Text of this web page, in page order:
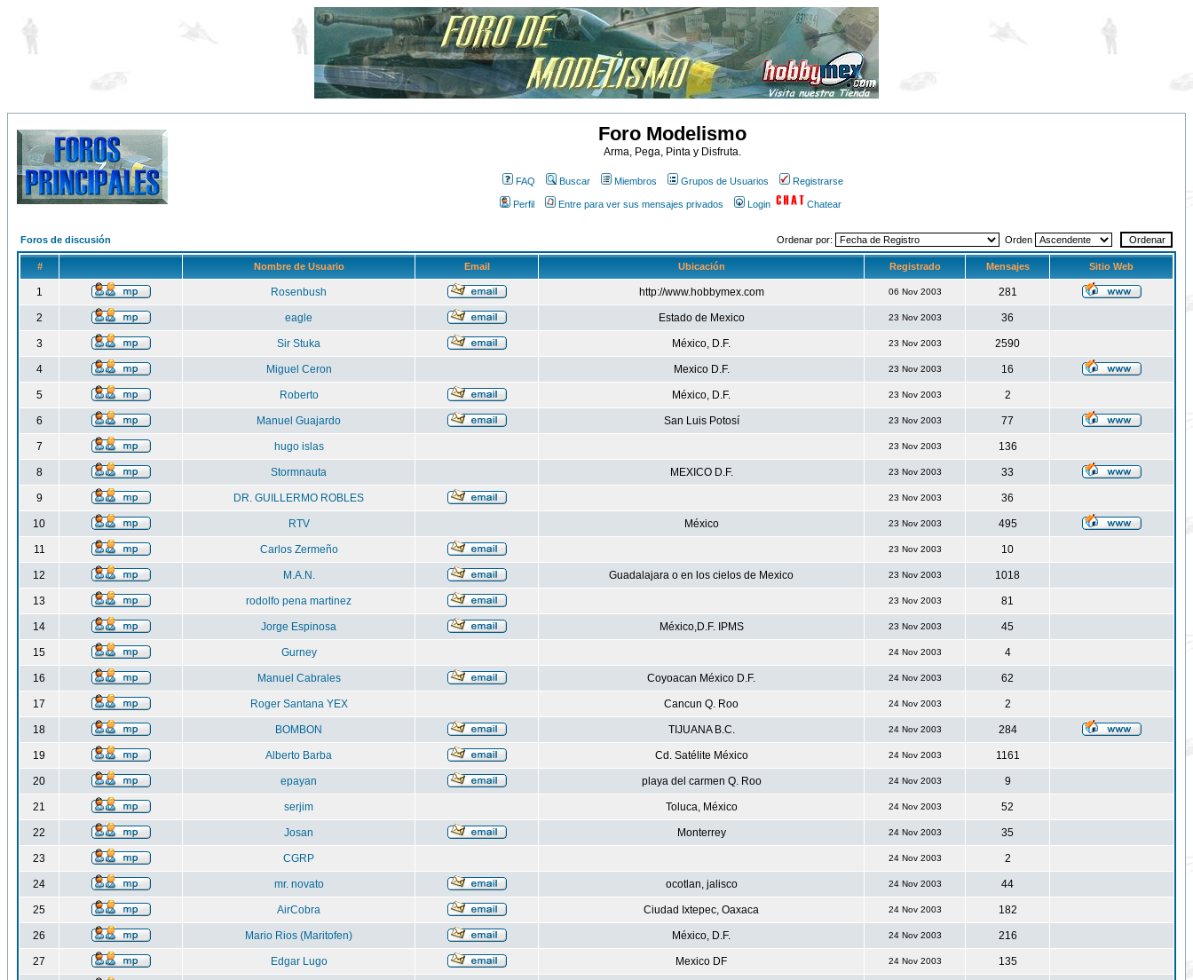
Foro Modelismo
Arma, Pega, Pinta y Disfruta.
FAQ Buscar Miembros Grupos de Usuarios Registrarse
Perfil Entre para ver sus mensajes privados Login Chatear
Foros de discusión Ordenar por: Orden
# Nombre de Usuario Email Ubicación Registrado Mensajes Sitio Web
1 Rosenbush http://www.hobbymex.com 06 Nov 2003 281
2 eagle Estado de Mexico 23 Nov 2003 36
3 Sir Stuka México, D.F. 23 Nov 2003 2590
4 Miguel Ceron Mexico D.F. 23 Nov 2003 16
5 Roberto México, D.F. 23 Nov 2003 2
6 Manuel Guajardo San Luis Potosí 23 Nov 2003 77
7 hugo islas 23 Nov 2003 136
8 Stormnauta MEXICO D.F. 23 Nov 2003 33
9 DR. GUILLERMO ROBLES 23 Nov 2003 36
10 RTV México 23 Nov 2003 495
11 Carlos Zermeño 23 Nov 2003 10
12 M.A.N. Guadalajara o en los cielos de Mexico 23 Nov 2003 1018
13 rodolfo pena martinez 23 Nov 2003 81
14 Jorge Espinosa México,D.F. IPMS 23 Nov 2003 45
15 Gurney 24 Nov 2003 4
16 Manuel Cabrales Coyoacan México D.F. 24 Nov 2003 62
17 Roger Santana YEX Cancun Q. Roo 24 Nov 2003 2
18 BOMBON TIJUANA B.C. 24 Nov 2003 284
19 Alberto Barba Cd. Satélite México 24 Nov 2003 1161
20 epayan playa del carmen Q. Roo 24 Nov 2003 9
21 serjim Toluca, México 24 Nov 2003 52
22 Josan Monterrey 24 Nov 2003 35
23 CGRP 24 Nov 2003 2
24 mr. novato ocotlan, jalisco 24 Nov 2003 44
25 AirCobra Ciudad Ixtepec, Oaxaca 24 Nov 2003 182
26 Mario Rios (Maritofen) México, D.F. 24 Nov 2003 216
27 Edgar Lugo Mexico DF 24 Nov 2003 135